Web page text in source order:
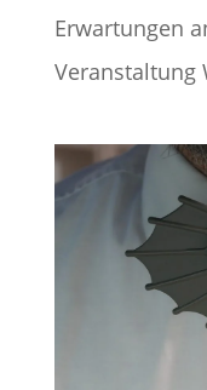
Erwartungen
Veranstaltung